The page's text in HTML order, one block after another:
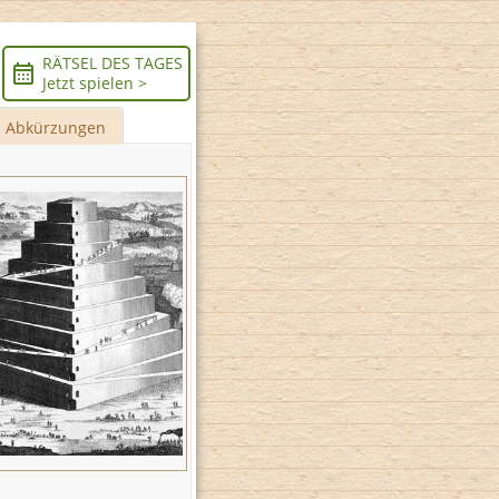
RÄTSEL DES TAGES
Jetzt spielen >
Abkürzungen